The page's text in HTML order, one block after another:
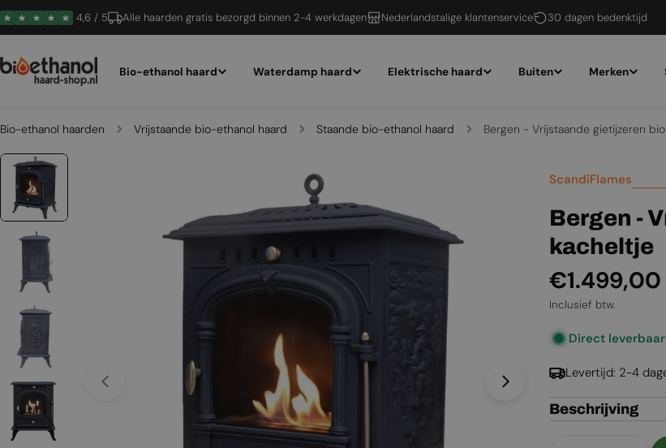
Ga
naar
4,6 / 5 Alle haarden gratis bezorgd binnen 2-4 werkdagen Nederlandstalige klantenservice 30 dagen bedenktijd
Bio-ethanol haard Waterdamp haard Elektrische haard Buiten Merken
Bio-ethanol haarden Vrijstaande bio-ethanol haard Staande bio-ethanol haard Bergen - Vrijstaande gietijzeren
Open media 0 in een venster
ScandiFlames
Bergen -
kacheltje
Normale
prijs
€1.499,00
Inclusief btw.
Direct leverbaar
Levertijd: 2-4
Beschrijving